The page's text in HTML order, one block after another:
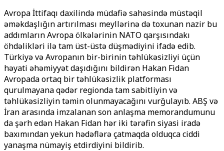
Avropa İttifaqı daxilində müdafiə sahəsində müstəqil
əməkdaşlığın artırılması meyllərinə də toxunan nazir bu
addımların Avropa ölkələrinin NATO qarşısındakı
öhdəlikləri ilə tam üst-üstə düşmədiyini ifadə edib.
Türkiyə və Avropanın bir-birinin təhlükəsizliyi üçün
həyati əhəmiyyət daşıdığını bildirən Hakan Fidan
Avropada ortaq bir təhlükəsizlik platforması
qurulmayana qədər regionda tam sabitliyin və
təhlükəsizliyin təmin olunmayacağını vurğulayıb. ABŞ və
İran arasında imzalanan son anlaşma memorandumunu
da şərh edən Hakan Fidan hər iki tərəfin siyasi iradə
baxımından yekun hədəflərə çatmaqda olduqca ciddi
yanaşma nümayiş etdirdiyini bildirib.